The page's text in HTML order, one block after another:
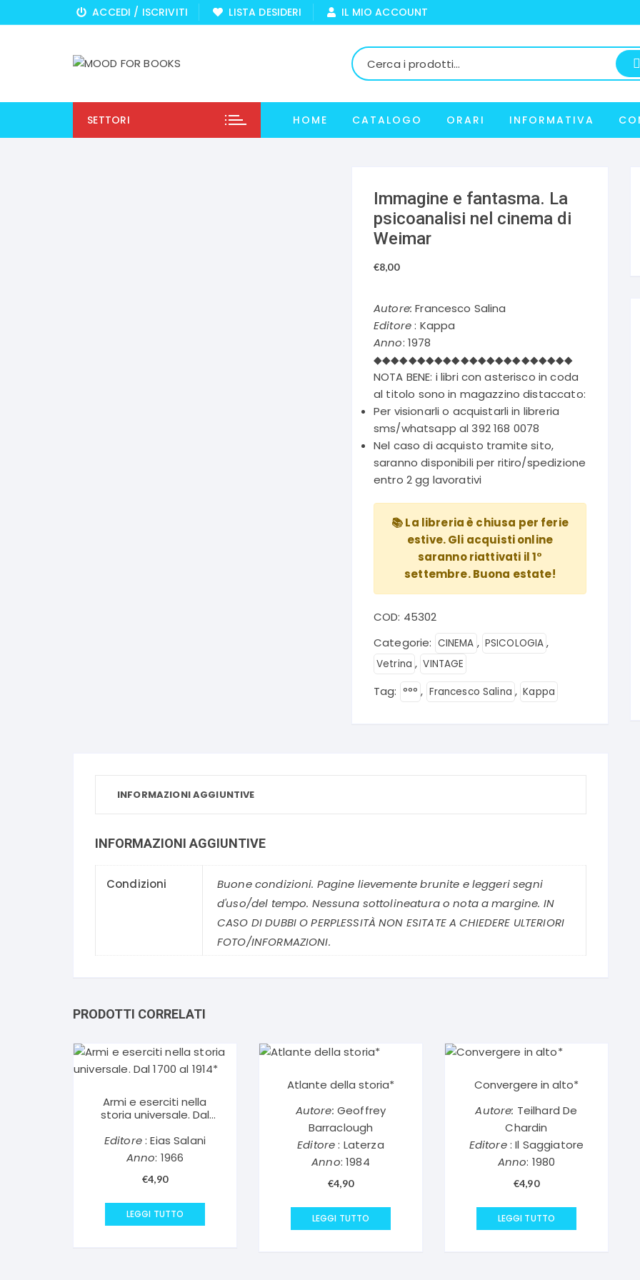
al
ACCEDI / ISCRIVITI LISTA DESIDERI IL MIO ACCOUNT
SETTORI HOME CATALOGO ORARI INFORMATIVA
Immagine e fantasma. La
psicoanalisi nel cinema di
Weimar
€8,00
Autore: Francesco Salina
Editore: Kappa
Anno: 1978
◆◆◆◆◆◆◆◆◆◆◆◆◆◆◆◆◆◆◆◆◆◆◆
NOTA BENE: i libri con asterisco in coda
al titolo sono in magazzino distaccato:
Per visionarli o acquistarli in libreria
sms/whatsapp al 392 168 0078
Nel caso di acquisto tramite sito,
saranno disponibili per ritiro/spedizione
entro 2 gg lavorativi
📚 La libreria è chiusa per ferie
estive. Gli acquisti online
saranno riattivati il 1°
settembre. Buona estate!
COD: 45302
Categorie: CINEMA , PSICOLOGIA ,
Vetrina , VINTAGE
Tag: °°° , Francesco Salina , Kappa
INFORMAZIONI AGGIUNTIVE
INFORMAZIONI AGGIUNTIVE
Condizioni
Buone condizioni. Pagine lievemente brunite e leggeri segni
d'uso/del tempo. Nessuna sottolineatura o nota a margine. IN
CASO DI DUBBI O PERPLESSITÀ NON ESITATE A CHIEDERE ULTERIORI
FOTO/INFORMAZIONI.
PRODOTTI CORRELATI
Armi e eserciti nella
storia universale. Dal
Editore: Eias Salani
Anno: 1966
€4,90
LEGGI TUTTO
Atlante della storia*
Autore: Geoffrey
Barraclough
Editore: Laterza
Anno: 1984
€4,90
LEGGI TUTTO
Convergere in alto*
Autore: Teilhard De
Chardin
Editore: Il Saggiatore
Anno: 1980
€4,90
LEGGI TUTTO